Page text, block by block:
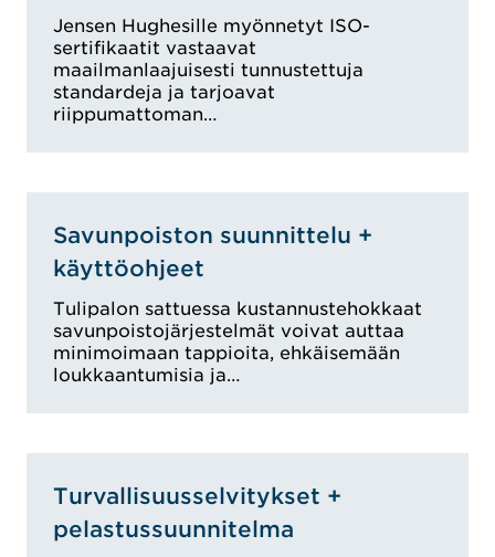
Jensen Hughesille myönnetyt ISO-
sertifikaatit vastaavat
maailmanlaajuisesti tunnustettuja
standardeja ja tarjoavat
riippumattoman…
Savunpoiston suunnittelu +
käyttöohjeet
Tulipalon sattuessa kustannustehokkaat
savunpoistojärjestelmät voivat auttaa
minimoimaan tappioita, ehkäisemään
loukkaantumisia ja…
Turvallisuusselvitykset +
pelastussuunnitelma